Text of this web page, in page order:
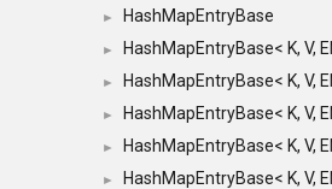
► HashMapEntryBase
► HashMapEntryBase< K, V,
► HashMapEntryBase< K, V,
► HashMapEntryBase< K, V,
► HashMapEntryBase< K, V,
► HashMapEntryBase< K, V,